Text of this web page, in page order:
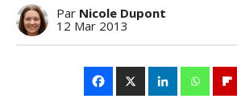
Par Nicole Dupont
12 Mar 2013